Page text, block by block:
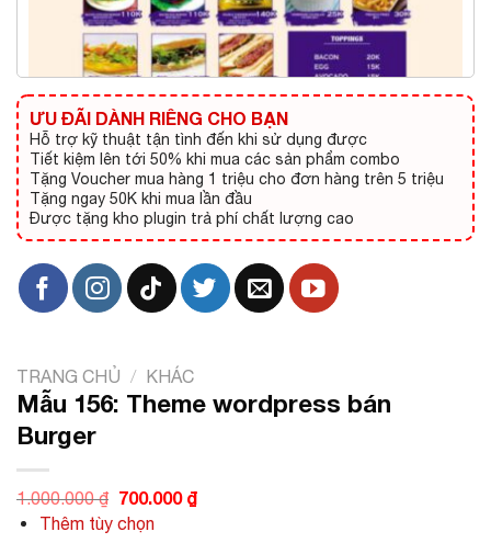
ƯU ĐÃI DÀNH RIÊNG CHO BẠN
Hỗ trợ kỹ thuật tận tình đến khi sử dụng được
Tiết kiệm lên tới 50% khi mua các sản phẩm combo
Tặng Voucher mua hàng 1 triệu cho đơn hàng trên 5 triệu
Tặng ngay 50K khi mua lần đầu
Được tặng kho plugin trả phí chất lượng cao
TRANG CHỦ / KHÁC
Mẫu 156: Theme wordpress bán
Burger
1.000.000₫ Giá
gốc
là:
700.000 ₫Giá
Thêm tùy chọn